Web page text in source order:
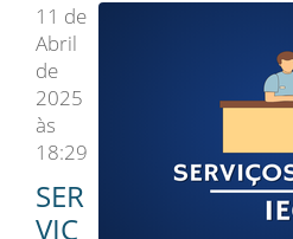
11 de
Abril
de
2025
às
18:29
SER
VIÇ